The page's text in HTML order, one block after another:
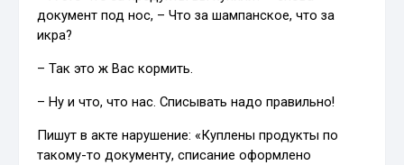
документ под нос, – Что за шампанское, что за
икра?
– Так это ж Вас кормить.
– Ну и что, что нас. Списывать надо правильно!
Пишут в акте нарушение: «Куплены продукты по
такому-то документу, списание оформлено